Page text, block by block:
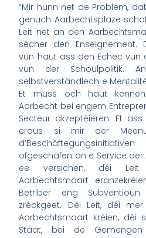
“Mir hunn net de Problem,
genuch Aarbechtsplaze
Leit net an den
sécher den Enseignement.
vun haut ass den Echec vun
vun der Schoulpolitik.
selbstverständlech e
Et muss och haut
Aarbecht bei engem
Secteur akzeptéieren. Et
eraus si mir der
ofgeschafen an e Service der
ee versichen, déi
Aarbechtsmaart
Betriber eng
zréckgeet. Déi Leit, déi
Aarbechtsmaart kréien, déi
Staat, bei de